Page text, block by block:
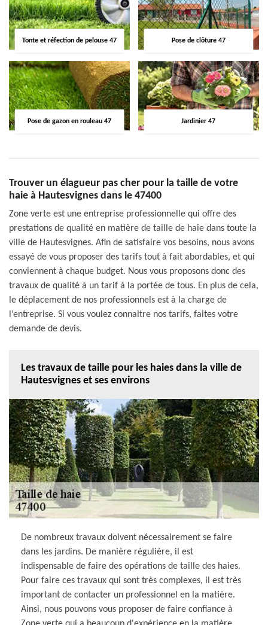
Tonte et réfection de pelouse 47 Pose de clôture 47
Pose de gazon en rouleau 47 Jardinier 47
Trouver un élagueur pas cher pour la taille de votre
haie à Hautesvignes dans le 47400
Zone verte est une entreprise professionnelle qui offre des
prestations de qualité en matière de taille de haie dans toute la
ville de Hautesvignes. Afin de satisfaire vos besoins, nous avons
essayé de vous proposer des tarifs tout à fait abordables, et qui
conviennent à chaque budget. Nous vous proposons donc des
travaux de qualité à un tarif à la portée de tous. En plus de cela,
le déplacement de nos professionnels est à la charge de
l’entreprise. Si vous voulez connaitre nos tarifs, faites votre
demande de devis.
Les travaux de taille pour les haies dans la ville de
Hautesvignes et ses environs
De nombreux travaux doivent nécessairement se faire
dans les jardins. De manière régulière, il est
indispensable de faire des opérations de taille des haies.
Pour faire ces travaux qui sont très complexes, il est très
important de contacter un professionnel en la matière.
Ainsi, nous pouvons vous proposer de faire confiance à